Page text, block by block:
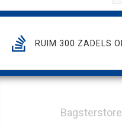
RUIM 300 ZADELS